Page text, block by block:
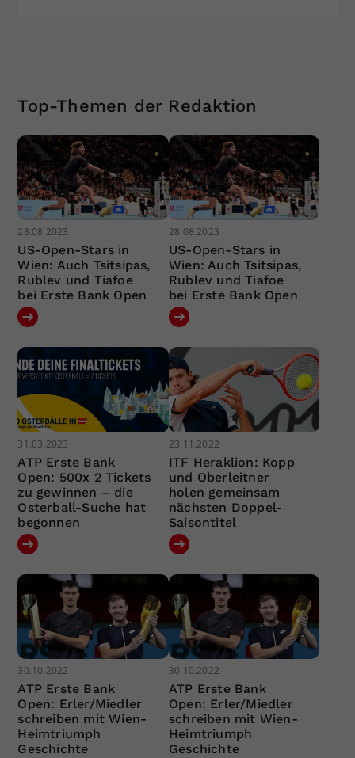
Top-Themen der Redaktion
28.08.2023
US-Open-Stars in
Wien: Auch Tsitsipas,
Rublev und Tiafoe
bei Erste Bank Open
28.08.2023
US-Open-Stars in
Wien: Auch Tsitsipas,
Rublev und Tiafoe
bei Erste Bank Open
31.03.2023
ATP Erste Bank
Open: 500x 2 Tickets
zu gewinnen – die
Osterball-Suche hat
begonnen
23.11.2022
ITF Heraklion: Kopp
und Oberleitner
holen gemeinsam
nächsten Doppel-
Saisontitel
30.10.2022
ATP Erste Bank
Open: Erler/Miedler
schreiben mit Wien-
Heimtriumph
Geschichte
30.10.2022
ATP Erste Bank
Open: Erler/Miedler
schreiben mit Wien-
Heimtriumph
Geschichte